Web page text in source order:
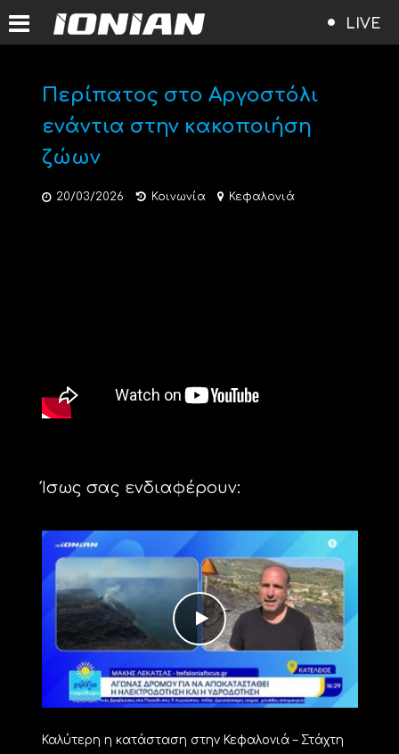
LIVE
Περίπατος στο Αργοστόλι
ενάντια στην κακοποιήση
ζώων
20/03/2026 Κοινωνία Κεφαλονιά
Ίσως σας ενδιαφέρουν:
Καλύτερη η κατάσταση στην Κεφαλονιά – Στάχτη